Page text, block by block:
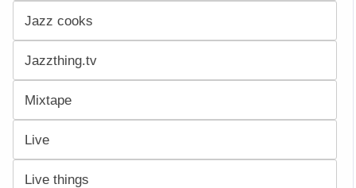
Jazz cooks
Jazzthing.tv
Mixtape
Live
Live things